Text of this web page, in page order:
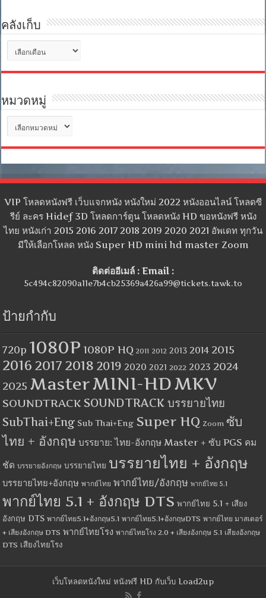
คลังเก็บ
เก็บ
หมวดหมู่
หมู่
VIP โหลดหนังฟรี เว็บแจกหนัง หนังใหม่ 2022 หนังออนไลน์ โหลดซี
รีย์ ละคร Hidef 3D โหลดการ์ตูน โหลดหนัง HD ขอหนังฟรี หนัง
ไทย หนังเก่า 2015 2016 2017 2018 2019 2020 2021 อัพเดท ทุกวัน
มีให้เลือกโหลด หนัง Super HD mini hd master Zoom
ติดต่ออีเมล์ : Email :
5c494c82090a11e7b4cb25369a426a99@tickets.tawk.to
ป้ายกำกับ
720p 1080P 1080P HQ 2011 2012 2013 2014 2015
2016 2017 2018 2019 2020 2021 2022 2023 2024
2025 MasterMINI-HDMKV
SOUNDTRACK SOUNDTRACK บรรยายไทย
SubThai+Eng Sub Thai+Eng Super HQ Zoom ซับ
ไทย + อังกฤษ บรรยาย: ไทย-อังกฤษ Master + ซับ PGS คม
ชัด บรรยายอังกฤษ บรรยายไทย บรรยายไทย + อังกฤษ
บรรยายไทย+อังกฤษ พากย์ไทย พากย์ไทย/อังกฤษ พากย์ไทย 5.1
พากย์ไทย 5.1 + อังกฤษ DTS พากย์ไทย 5.1 + เสียง
อังกฤษ DTS พากย์ไทย5.1+อังกฤษ5.1 พากย์ไทย5.1+อังกฤษDTS พากย์ไทย มาสเตอร์
+ เสียงอังกฤษ DTS พากย์ไทยโรง พากย์ไทยโรง 2.0 + เสียงอังกฤษ 5.1 เสียงอังกฤษ
DTS เสียงไทยโรง
เว็บโหลดหนังใหม่ หนังฟรี HD กับเว็บ Load2up